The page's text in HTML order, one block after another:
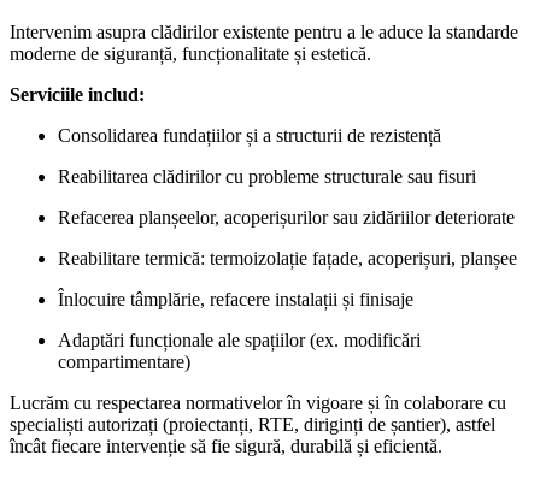
Intervenim asupra clădirilor existente pentru a le aduce la standarde
moderne de siguranță, funcționalitate și estetică.
Serviciile includ:
Consolidarea fundațiilor și a structurii de rezistență
Reabilitarea clădirilor cu probleme structurale sau fisuri
Refacerea planșeelor, acoperișurilor sau zidăriilor deteriorate
Reabilitare termică: termoizolație fațade, acoperișuri, planșee
Înlocuire tâmplărie, refacere instalații și finisaje
Adaptări funcționale ale spațiilor (ex. modificări
compartimentare)
Lucrăm cu respectarea normativelor în vigoare și în colaborare cu
specialiști autorizați (proiectanți, RTE, diriginți de șantier), astfel
încât fiecare intervenție să fie sigură, durabilă și eficientă.